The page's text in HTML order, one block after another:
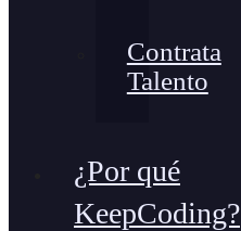
Contrata
Talento
¿Por qué
KeepCoding?